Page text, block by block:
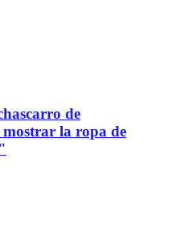
de
la ropa de